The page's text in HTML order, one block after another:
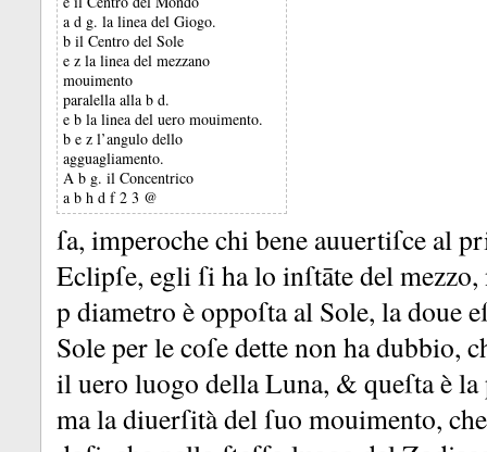
a d g. la linea del Giogo.
b il Centro del Sole
e z la linea del mezzano
mouimento
paralella alla b d.
e b la linea del uero mouimento.
b e z l’angulo dello
agguagliamento.
A b g. il Concentrico
a b h d f 2 3 @
ſa, imperoche chi bene auuertiſce al
Eclipſe, egli ſi ha lo inſtāte del
p diametro è oppoſta al Sole, la doue
Sole per le coſe dette non ha dubbio,
il uero luogo della Luna, & queſta è
ma la diuerſità del ſuo mouimento,